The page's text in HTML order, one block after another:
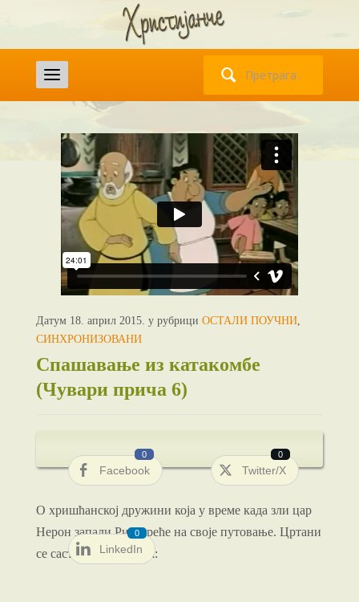
Датум 18. април 2015. у рубрици ОСТАЛИ ПОУЧНИ,
СИНХРОНИЗОВАНИ
Спашавање из катакомбе
(Чувари прича 6)
Facebook
0
Twitter/X
0
LinkedIn
0
О хришћанској дружини која у време када зли цар
Нерон запали Рим креће на своје путовање. Цртани
се састоји из 8 делова: